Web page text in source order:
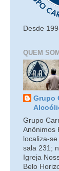
Desde
QUEM
Grupo
Grupo
Anônimos
localiza-
sala 231;
Igreja
Belo